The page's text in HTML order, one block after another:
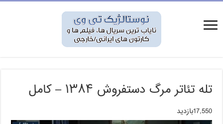
تله تئاتر مرگ دستفروش ۱۳۸۴ – کامل
17,550بازدید